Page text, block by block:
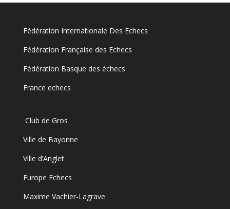
Fédération Internationale Des Echecs
Fédération Française des Echecs
Fédération Basque des échecs
France echecs
Club de Gros
Ville de Bayonne
Ville d’Anglet
Europe Echecs
Maxime Vachier-Lagrave